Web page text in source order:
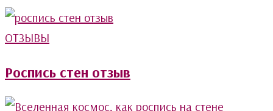
ОТЗЫВЫ
Роспись стен отзыв